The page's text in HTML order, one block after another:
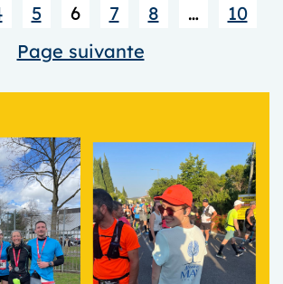
5 6 7 8 …
10
Page suivante